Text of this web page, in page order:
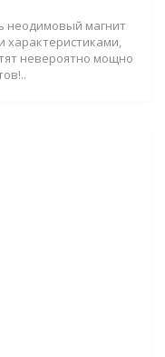
неодимовый магнит
характеристиками,
невероятно мощно